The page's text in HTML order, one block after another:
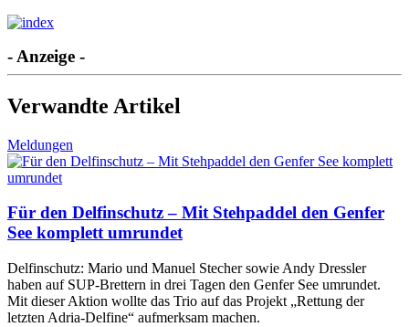
- Anzeige -
Verwandte Artikel
Meldungen
Für den Delfinschutz – Mit Stehpaddel den Genfer
See komplett umrundet
Delfinschutz: Mario und Manuel Stecher sowie Andy Dressler
haben auf SUP-Brettern in drei Tagen den Genfer See umrundet.
Mit dieser Aktion wollte das Trio auf das Projekt „Rettung der
letzten Adria-Delfine“ aufmerksam machen.